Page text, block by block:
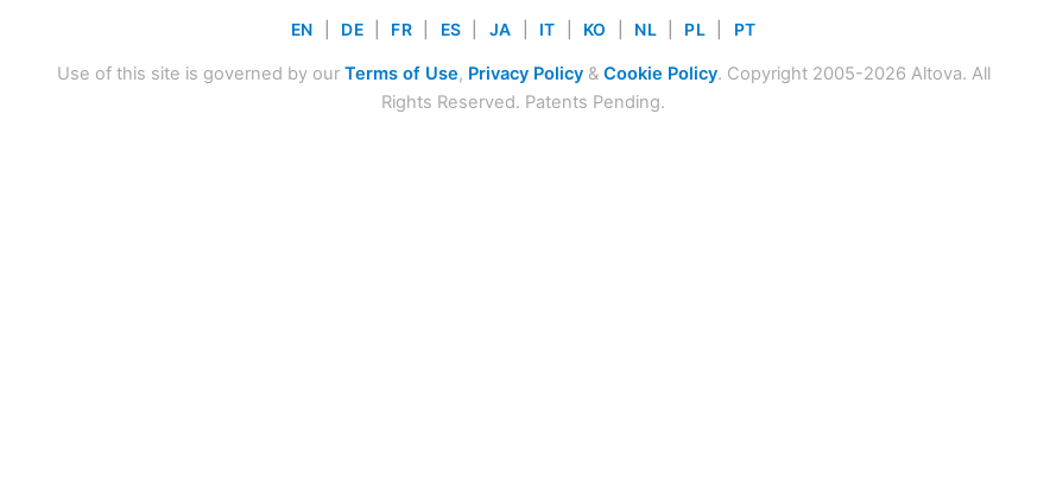
EN DE FR ES JA IT KO NL PL PT
Use of this site is governed by our Terms of Use, Privacy Policy& Cookie Policy. Copyright 2005-2026 Altova. All
Rights Reserved. Patents Pending.